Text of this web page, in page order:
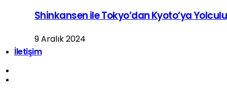
Shinkansen ile Tokyo’dan Kyoto’ya
9 Aralık 2024
İletişim